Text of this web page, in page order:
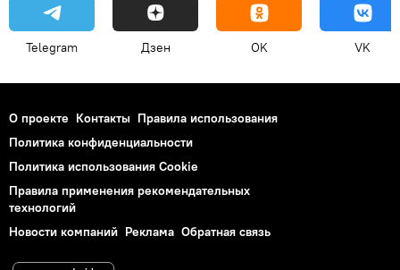
Telegram Дзен OK VK
О проекте Контакты Правила использования
Политика конфиденциальности
Политика использования Cookie
Правила применения рекомендательных
технологий
Новости компаний Реклама Обратная связь